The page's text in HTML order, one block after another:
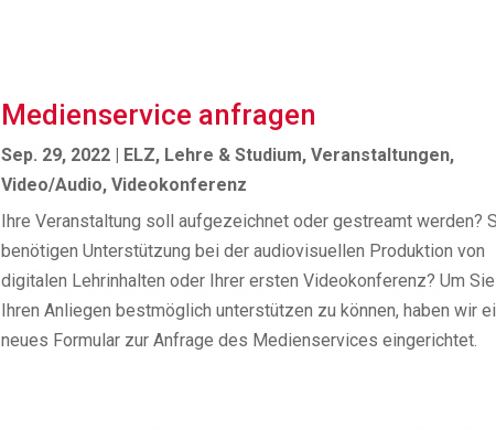
Medienservice anfragen
Sep. 29, 2022 ELZ, Lehre & Studium,Veranstaltungen,
Video/Audio,Videokonferenz
Ihre Veranstaltung soll aufgezeichnet oder gestreamt werden?
benötigen Unterstützung bei der audiovisuellen Produktion von
digitalen Lehrinhalten oder Ihrer ersten Videokonferenz? Um
Ihren Anliegen bestmöglich unterstützen zu können, haben wir
neues Formular zur Anfrage des Medienservices eingerichtet.